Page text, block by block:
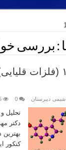
: بررسی
بررسی خواص عناصر
,شیمی دبیرستان 0
تحلیل
دکتر
کنکور